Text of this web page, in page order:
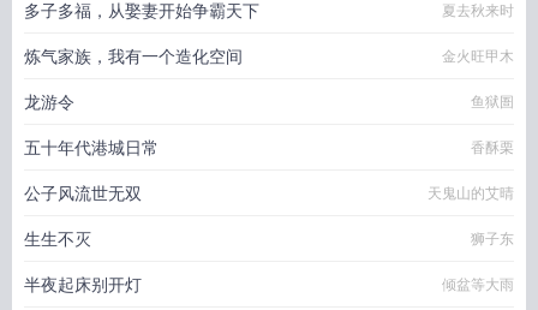
多子多福，从娶妻开始争霸天下 夏去秋来时
炼气家族，我有一个造化空间 金火旺甲木
龙游令 鱼狱圄
五十年代港城日常 香酥栗
公子风流世无双 天鬼山的艾晴
生生不灭 狮子东
半夜起床别开灯 倾盆等大雨